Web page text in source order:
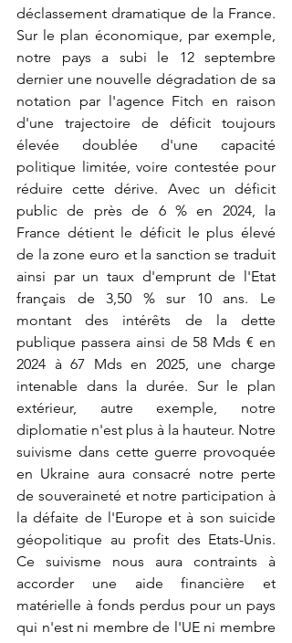
déclassement dramatique de la France.
Sur le plan économique, par exemple,
notre pays a subi le 12 septembre
dernier une nouvelle dégradation de sa
notation par l'agence Fitch en raison
d'une trajectoire de déficit toujours
élevée doublée d'une capacité
politique limitée, voire contestée pour
réduire cette dérive. Avec un déficit
public de près de 6 % en 2024, la
France détient le déficit le plus élevé
de la zone euro et la sanction se traduit
ainsi par un taux d'emprunt de l'Etat
français de 3,50 % sur 10 ans. Le
montant des intérêts de la dette
publique passera ainsi de 58 Mds € en
2024 à 67 Mds en 2025, une charge
intenable dans la durée. Sur le plan
extérieur, autre exemple, notre
diplomatie n'est plus à la hauteur. Notre
suivisme dans cette guerre provoquée
en Ukraine aura consacré notre perte
de souveraineté et notre participation à
la défaite de l'Europe et à son suicide
géopolitique au profit des Etats-Unis.
Ce suivisme nous aura contraints à
accorder une aide financière et
matérielle à fonds perdus pour un pays
qui n'est ni membre de l'UE ni membre